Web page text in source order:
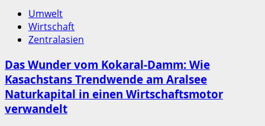
Umwelt
Wirtschaft
Zentralasien
Das Wunder vom Kokaral-Damm: Wie
Kasachstans Trendwende am Aralsee
Naturkapital in einen Wirtschaftsmotor
verwandelt